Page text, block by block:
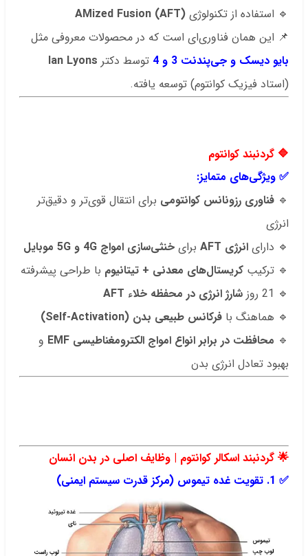
🔹 استفاده از تکنولوژی AMized Fusion (AFT)
📌 این همان فناوری‌ای است که در محصولات معروفی مثل
بایو دیسک و جی‌پندنت 3 و 4
توسط دکتر Ian Lyons
(استاد فیزیک کوانتوم) توسعه یافته.
🔷 گردنبند کوانتوم
✅ ویژگی‌های متمایز:
🔹 فناوری رزونانس کوانتومی برای انتقال قوی‌تر و دقیق‌تر
انرژی
🔹 دارای انرژی AFT برای خنثی‌سازی امواج 4G و 5G موبایل
🔹 ترکیب کریستال‌های معدنی + تیتانیوم با طراحی پیشرفته
🔹 21 روز
شارژ انرژی در محفظه خلاء AFT
🔹 هماهنگ با فرکانس طبیعی بدن (Self-Activation)
🔹 محافظت در برابر انواع امواج الکترومغناطیسی EMF
و
بهبود تعادل انرژی بدن
🌟 گردنبند اسکالر کوانتوم | وظایف اصلی در بدن انسان
✅ 1. تقویت غده تیموس (مرکز قدرت سیستم ایمنی)